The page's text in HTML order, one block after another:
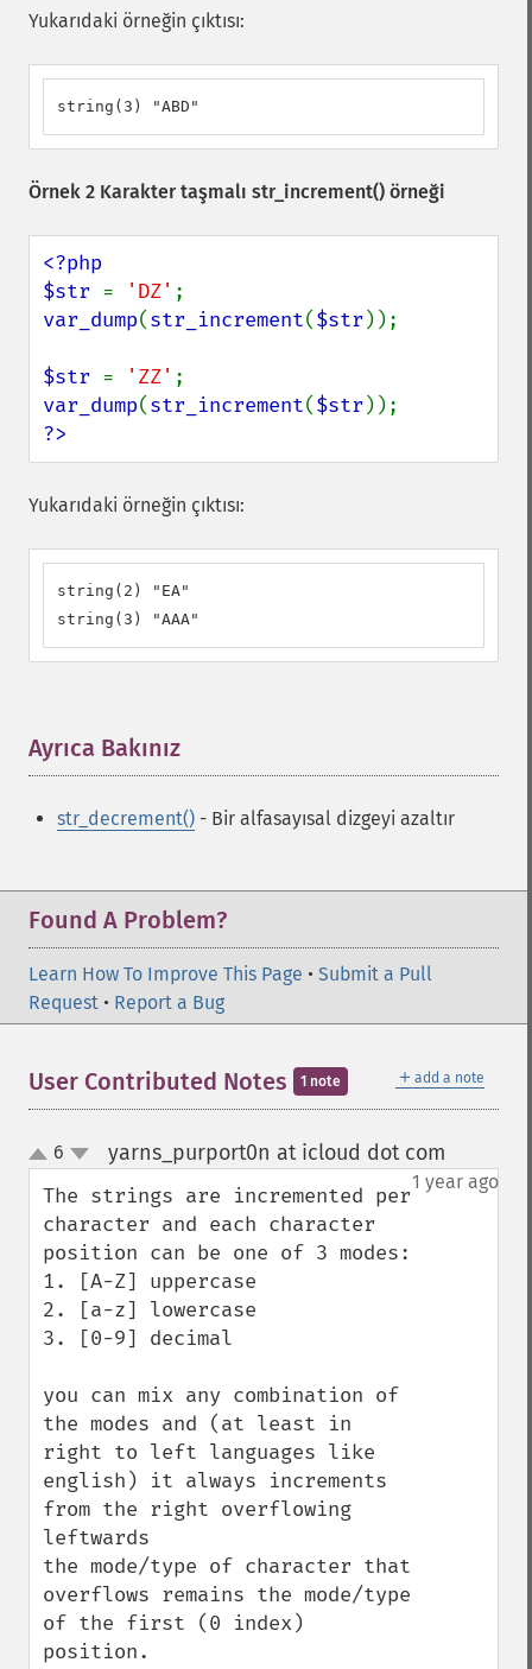
Yukarıdaki örneğin çıktısı:
string(3) "ABD"
Örnek 2 Karakter taşmalı str_increment() örneği
<?php
$str = 'DZ'
var_dump(str_increment($str ));
$str = 'ZZ'
var_dump(str_increment($str
?>
Yukarıdaki örneğin çıktısı:
string(2) "EA"
string(3) "AAA"
Ayrıca Bakınız
str_decrement() - Bir alfasayısal dizgeyi azaltır
Found A Problem?
Learn How To Improve This Page • Submit a Pull
Request • Report a Bug
＋ add a note
User Contributed Notes 1 note
up
down
6 yarns_purport0n at icloud dot com
1 year ago
The strings are incremented per
character and each character
position can be one of 3 modes:
1. [A-Z] uppercase
2. [a-z] lowercase
3. [0-9] decimal
you can mix any combination of
the modes and (at least in
right to left languages like
english) it always increments
from the right overflowing
leftwards
the mode/type of character that
overflows remains the mode/type
of the first (0 index)
position.